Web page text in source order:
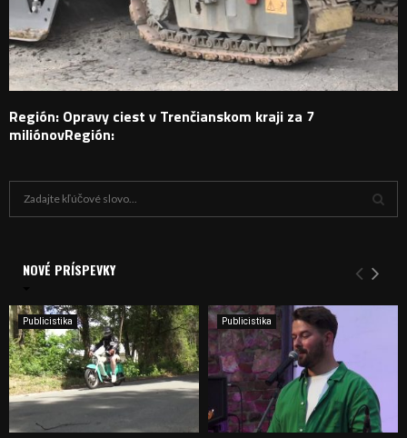
Región: Opravy ciest v Trenčianskom kraji za 7
miliónovRegión:
i
e
:
Y
H
D
NOVÉ PRÍSPEVKY
Publicistika Publicistika